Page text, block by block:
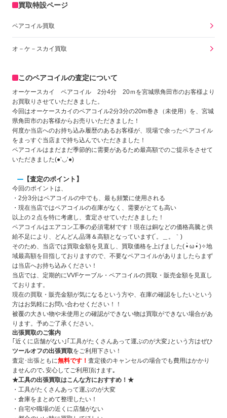
買取特設ページ
ペアコイル買取
オ－ケ－スカイ買取
このペアコイルの査定について
オーケースカイ ペアコイル 2分4分 20ｍを宮城県角田市のお客様より
お買取りさせていただきました。
今回はオーケースカイのペアコイル2分3分の20m巻き（未使用）を、宮城
県角田市のお客様からお売りいただきました！
何度か当店へのお持ち込み履歴のあるお客様が、現場で余ったペアコイル
をまっすぐ当店まで持ち込んでいただきました！
ペアコイルはまだまだ季節的に需要があるため最高額でのご提示をさせて
いただきました(●’◡’●)
【査定のポイント】
今回のポイントは、
・2分3分はペアコイルの中でも、最も頻繁に使用される
・現在当店ではペアコイルの在庫がなく、需要がとても高い
以上の２点を特に考慮し、査定させていただきました！
ペアコイルはエアコン工事の必須電材です！現在は銅などの価格高騰と供
給不足により、どんどん品薄＆高額となっています(´。＿。｀)
そのため、当店では買取金額を見直し、買取価格を上げました( •̀ ω •́ )✧地
域最高額を目指しておりますので、不要なペアコイルがありましたらまず
は当店へお持ち込みください！
当店では、定期的にVVFケーブル・ペアコイルの買取・販売金額を見直し
ております。
現在の買取・販売金額が気になるという方や、在庫の確認をしたいという
方はお気軽にお問い合わせください！！
被覆の大きい物や未使用との確認ができない物は買取ができない場合があ
ります。予めご了承ください。
出張買取のご案内
｢近くに店舗がない｣｢工具がたくさんあって運ぶのが大変｣という方はぜひ
ツールオフの出張買取をご利用下さい！
査定･出張ともに無料です！ 査定後のキャンセルの場合でも費用はかかり
ませんので､安心してご利用頂けます｡
★工具の出張買取はこんな方におすすめ！★
・工具がたくさんあって運ぶのが大変
・倉庫をまとめて整理したい！
・自宅や職場の近くに店舗がない